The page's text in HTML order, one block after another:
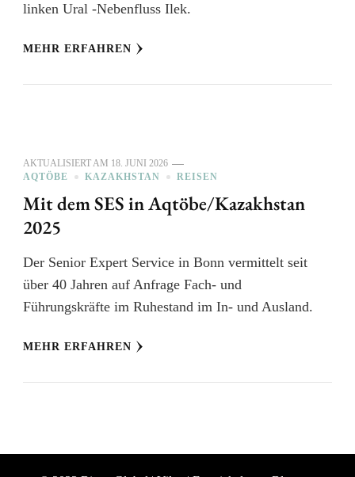
linken Ural -Nebenfluss Ilek.
MEHR ERFAHREN
AKTUALISIERT AM 18. JUNI 2026
AQTÖBE
KAZAKHSTAN REISEN
Mit dem SES in Aqtöbe/Kazakhstan
2025
Der Senior Expert Service in Bonn vermittelt seit
über 40 Jahren auf Anfrage Fach- und
Führungskräfte im Ruhestand im In- und Ausland.
MEHR ERFAHREN